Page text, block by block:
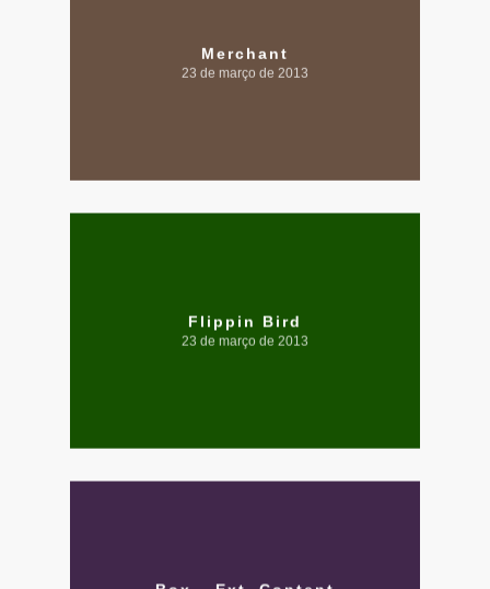
Merchant
23 de março de 2013
Flippin Bird
23 de março de 2013